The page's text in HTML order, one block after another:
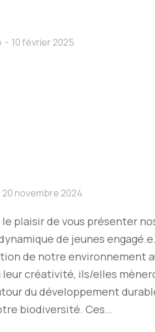
10 février 2025
20 novembre 2024
plaisir de vous présenter
de jeunes
de notre environnement
leur créativité, ils/elles
du développement
biodiversité. Ces…